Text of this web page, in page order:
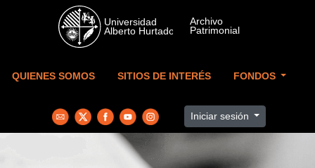
Skip to main content
QUIENES SOMOS SITIOS DE INTERÉS FONDOS
Iniciar sesión